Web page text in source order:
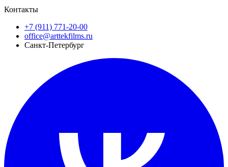
Контакты
+7 (911) 771-20-00
office@arttekfilms.ru
Санкт-Петербург